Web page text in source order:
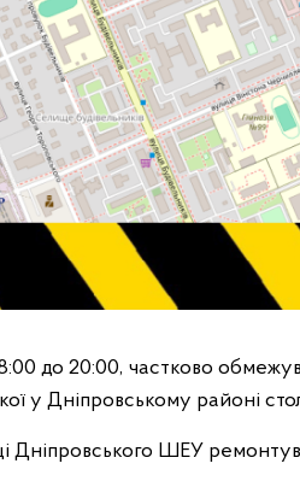
8:00 до 20:00, частково
у Дніпровському районі
Дніпровського ШЕУ